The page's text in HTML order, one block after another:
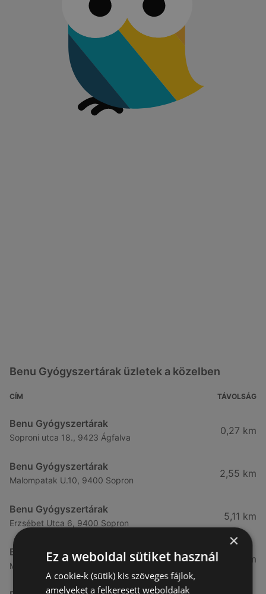
Benu Gyógyszertárak üzletek a közelben
CÍM TÁVOLSÁG
Benu Gyógyszertárak
Soproni utca 18., 9423 Ágfalva
0,27 km
Benu Gyógyszertárak
Malompatak U.10, 9400 Sopron
2,55 km
Benu Gyógyszertárak
Erzsébet Utca 6, 9400 Sopron
5,11 km
Benu Gyógyszertárak
Mátyás Király Utca 23, 9400 Sopron
5,24 km
×
Ez a weboldal sütiket használ
A cookie-k (sütik) kis szöveges fájlok,
amelyeket a felkeresett weboldalak